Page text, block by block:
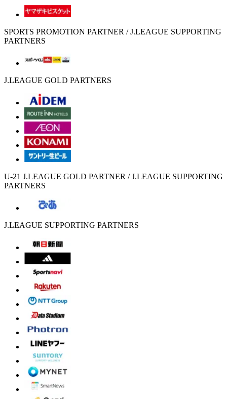
SPORTS PROMOTION PARTNER / J.LEAGUE SUPPORTING
PARTNERS
J.LEAGUE GOLD PARTNERS
U-21 J.LEAGUE GOLD PARTNER / J.LEAGUE SUPPORTING
PARTNERS
J.LEAGUE SUPPORTING PARTNERS